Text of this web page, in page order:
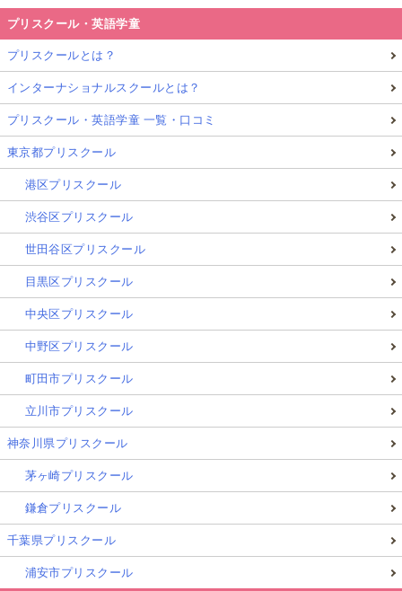
プリスクール・英語学童
プリスクールとは？
インターナショナルスクールとは？
プリスクール・英語学童 一覧・口コミ
東京都プリスクール
港区プリスクール
渋谷区プリスクール
世田谷区プリスクール
目黒区プリスクール
中央区プリスクール
中野区プリスクール
町田市プリスクール
立川市プリスクール
神奈川県プリスクール
茅ヶ崎プリスクール
鎌倉プリスクール
千葉県プリスクール
浦安市プリスクール